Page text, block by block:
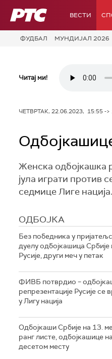
РТС ВЕСТИ
ФУДБАЛ МУНДИЈАЛ 2026
Читај ми!
ЧЕТВРТАК, 22.06.2023, 15:55 ->
Женска одбојкашка
јула играти против
седмице Лиге нација.
ОДБОЈКА
Без победника у
дуелу одбојкашица Србије
Русије, други меч у петак
ФИВБ потврдио –
репрезентације Русије се
у Лигу нација
Одбојкаши Србије на 13.
ранг листе, одбојкашице на
десетом месту